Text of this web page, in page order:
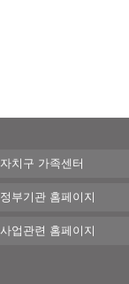
자치구 가족센터
정부기관 홈페이지
사업관련 홈페이지